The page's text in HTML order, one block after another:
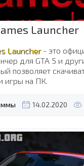
Launcher
Launcher- это
для GTA 5 и
позволяет
игры на ПК.
14.02.2020